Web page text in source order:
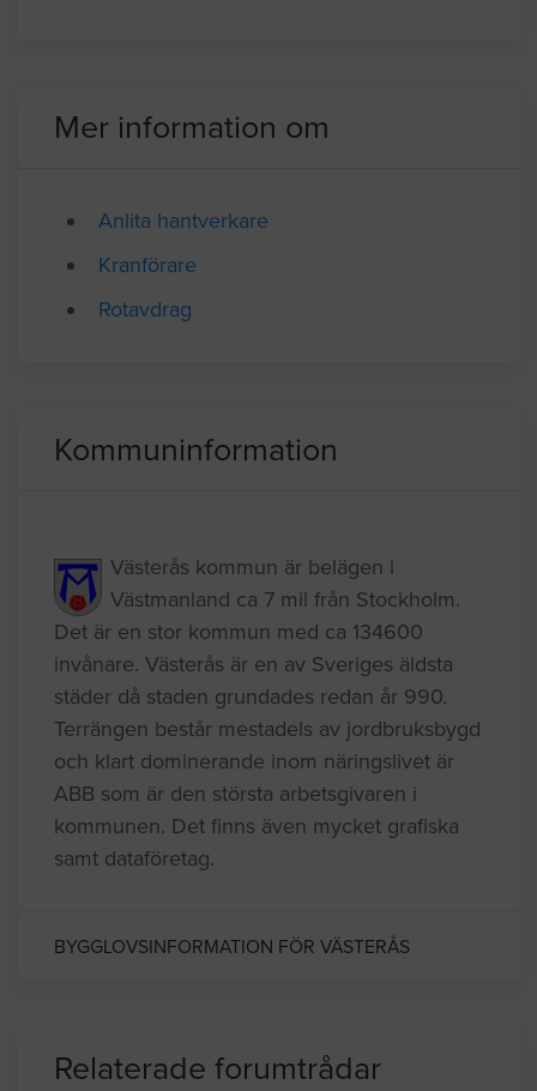
Mer information om
Anlita hantverkare
Kranförare
Rotavdrag
Kommuninformation
Västerås kommun är belägen i
Västmanland ca 7 mil från Stockholm.
Det är en stor kommun med ca 134600
invånare. Västerås är en av Sveriges äldsta
städer då staden grundades redan år 990.
Terrängen består mestadels av jordbruksbygd
och klart dominerande inom näringslivet är
ABB som är den största arbetsgivaren i
kommunen. Det finns även mycket grafiska
samt dataföretag.
BYGGLOVSINFORMATION FÖR VÄSTERÅS
Relaterade forumtrådar